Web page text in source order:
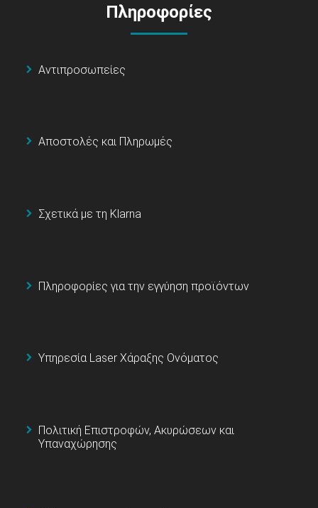
Πληροφορίες
Αντιπροσωπείες
Αποστολές και Πληρωμές
Σχετικά με τη Klarna
Πληροφορίες για την εγγύηση προϊόντων
Υπηρεσία Laser Χάραξης Ονόματος
Πολιτική Επιστροφών, Ακυρώσεων και
Υπαναχώρησης